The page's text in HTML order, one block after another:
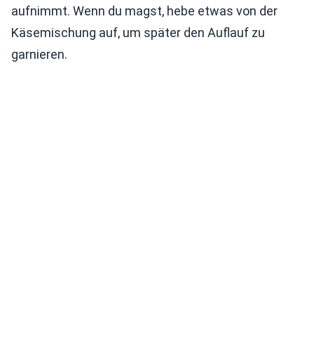
aufnimmt. Wenn du magst, hebe etwas von der
Käsemischung auf, um später den Auflauf zu
garnieren.